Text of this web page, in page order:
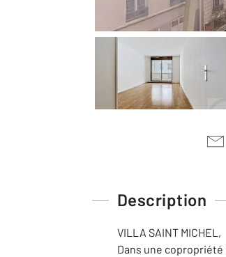
Description
VILLA SAINT MICHEL,
Dans une